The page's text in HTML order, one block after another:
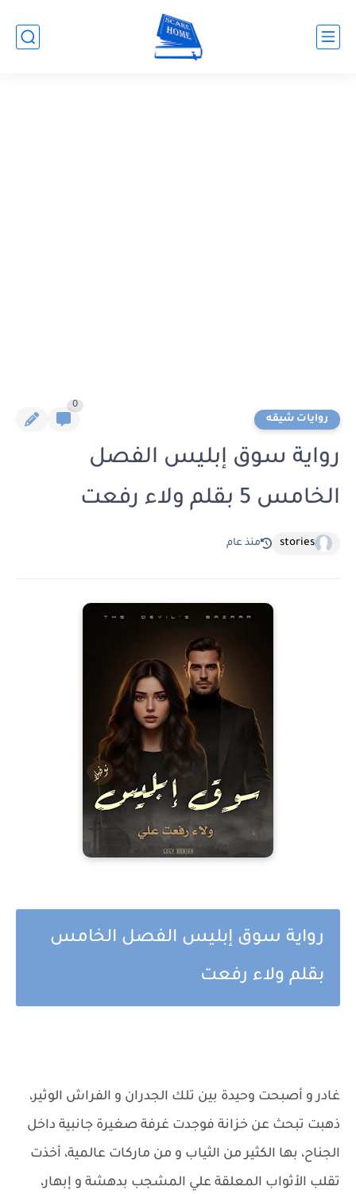
روايات شيقه
0
رواية سوق إبليس الفصل
الخامس 5 بقلم ولاء رفعت
stories منذ عام
رواية سوق إبليس الفصل الخامس
بقلم ولاء رفعت
غادر و أصبحت وحيدة بين تلك الجدران و الفراش الوثير،
ذهبت تبحث عن خزانة فوجدت غرفة صغيرة جانبية داخل
الجناح، بها الكثير من الثياب و من ماركات عالمية، أخذت
تقلب الأثواب المعلقة علي المشجب بدهشة و إبهار،